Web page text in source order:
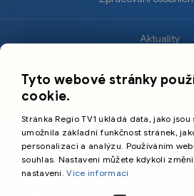
Aktuality
Sport
Cestování
©️
Primetime Media
Tyto webové stránky
cookie.
Stránka Regio TV1 ukládá data, jako
umožnila základní funkčnost stránek,
personalizaci a analýzu. Používáním
souhlas. Nastavení můžete kdykoli
nastavení.Více informací